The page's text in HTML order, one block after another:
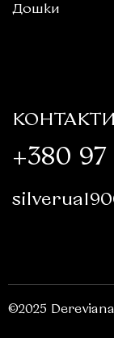
Дошки
КОНТАКТИ
+380 97
©2025